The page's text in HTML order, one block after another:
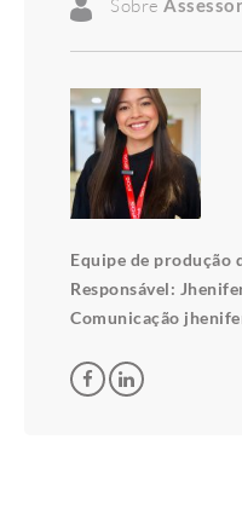
Sobre
Equipe de produção
Responsável:
Comunicação